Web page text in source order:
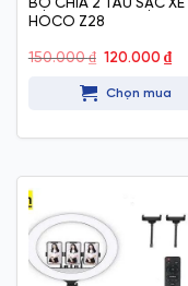
BỘ CHIA 2 TẨU SẠC XE
HOCO Z28
150.000₫ Giá
150.000 ₫.
120.000 ₫Giá
là:
Chọn mua